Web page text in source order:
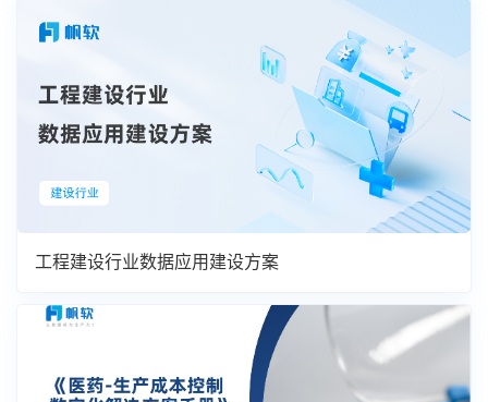
工程建设行业数据应用建设方案